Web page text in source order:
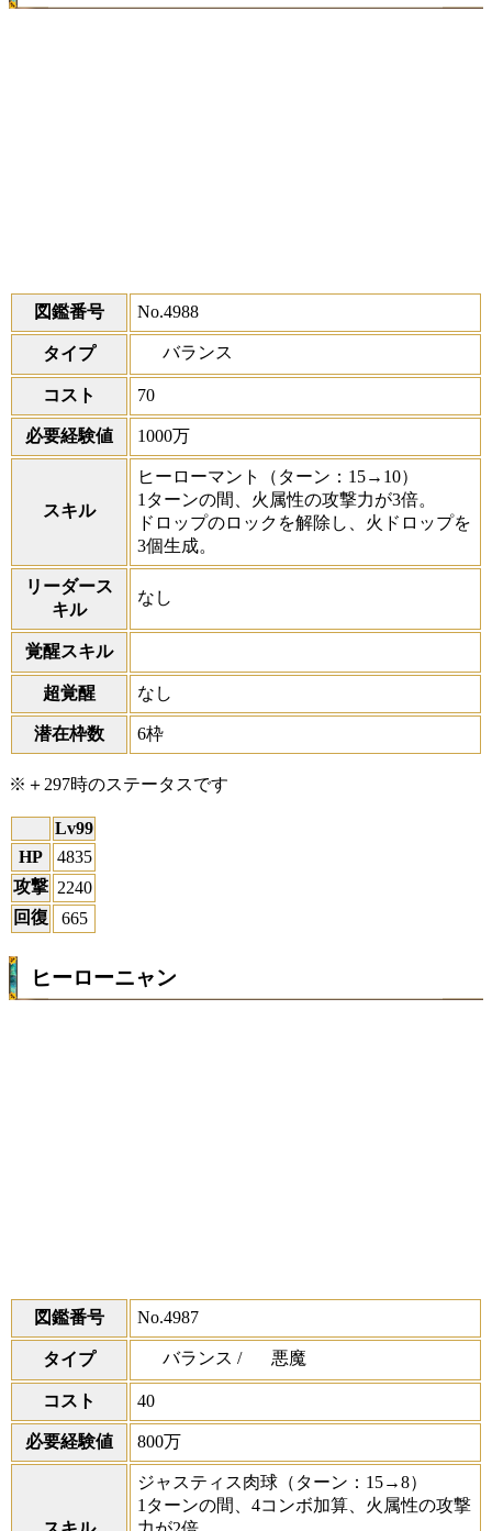
図鑑番号 No.4988
タイプ バランス
コスト 70
必要経験値 1000万
スキル
ヒーローマント
（ターン：15→10）
1ターンの間、火属性の攻撃力が3倍。
ドロップのロックを解除し、火ドロップを
3個生成。
リーダース
キル
なし
覚醒スキル
超覚醒 なし
潜在枠数 6枠
※＋297時のステータスです
Lv99
HP
4835
攻撃 2240
回復
665
ヒーローニャン
図鑑番号 No.4987
タイプ バランス / 悪魔
コスト 40
必要経験値 800万
ジャスティス肉球 （ターン：15→8）
1ターンの間、4コンボ加算、火属性の攻撃